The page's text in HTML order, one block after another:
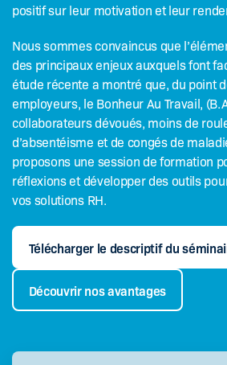
positif sur leur motivation et leur
Nous sommes convaincus que
des principaux enjeux auxquels font
étude récente a montré que, du point
employeurs, le Bonheur Au Travail,
collaborateurs dévoués, moins de
d’absentéisme et de congés de
proposons une session de formation
réflexions et développer des outils
vos solutions RH.
Télécharger le descriptif du
Découvrir nos avantages